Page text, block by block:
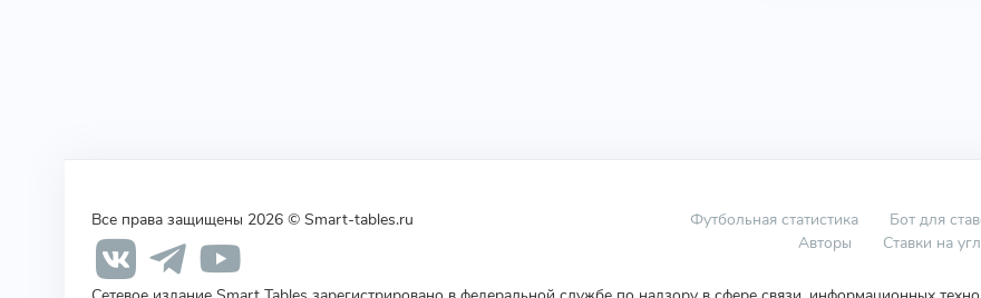
Все права защищены 2026 © Smart-tables.ru Футбольная статистика Бот для
Авторы
Ставки на